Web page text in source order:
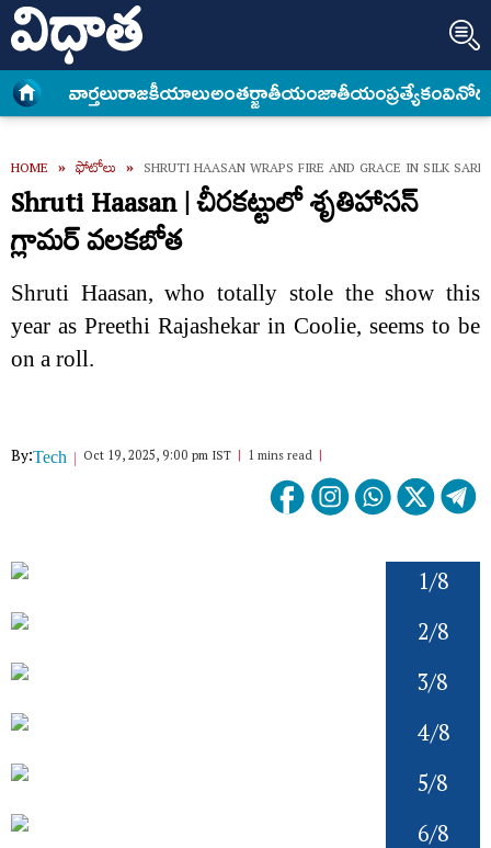
వార్త‌లురాజకీయాలుఅంత‌ర్జాతీయంజాతీయంప్రత్యేకం
HOME » ఫోటోలు » SHRUTI HAASAN WRAPS FIRE AND GRACE IN SILK
Shruti Haasan | చీరకట్టులో శృతిహాసన్
గ్లామర్ వలకబోత
Shruti Haasan, who totally stole the show this
year as Preethi Rajashekar in Coolie, seems to be
on a roll.
By:Tech Oct 19, 2025, 9:00 pm IST 1 mins read
1/8
2/8
3/8
4/8
5/8